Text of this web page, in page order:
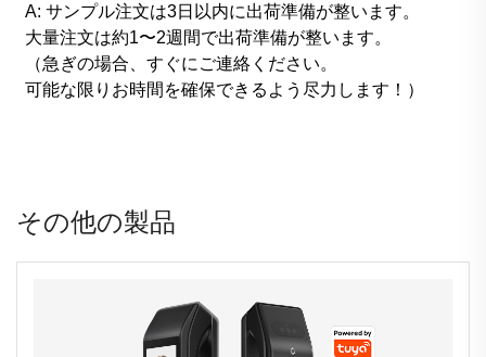
A: サンプル注文は3日以内に出荷準備が整います。
大量注文は約1〜2週間で出荷準備が整います。
（急ぎの場合、すぐにご連絡ください。
可能な限りお時間を確保できるよう尽力します！）
その他の製品